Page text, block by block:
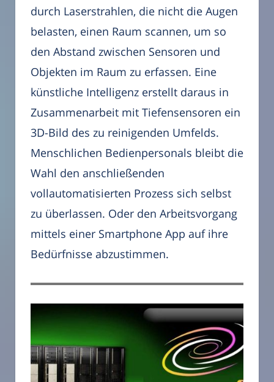
durch Laserstrahlen, die nicht die Augen
belasten, einen Raum scannen, um so
den Abstand zwischen Sensoren und
Objekten im Raum zu erfassen. Eine
künstliche Intelligenz erstellt daraus in
Zusammenarbeit mit Tiefensensoren ein
3D-Bild des zu reinigenden Umfelds.
Menschlichen Bedienpersonals bleibt die
Wahl den anschließenden
vollautomatisierten Prozess sich selbst
zu überlassen. Oder den Arbeitsvorgang
mittels einer Smartphone App auf ihre
Bedürfnisse abzustimmen.